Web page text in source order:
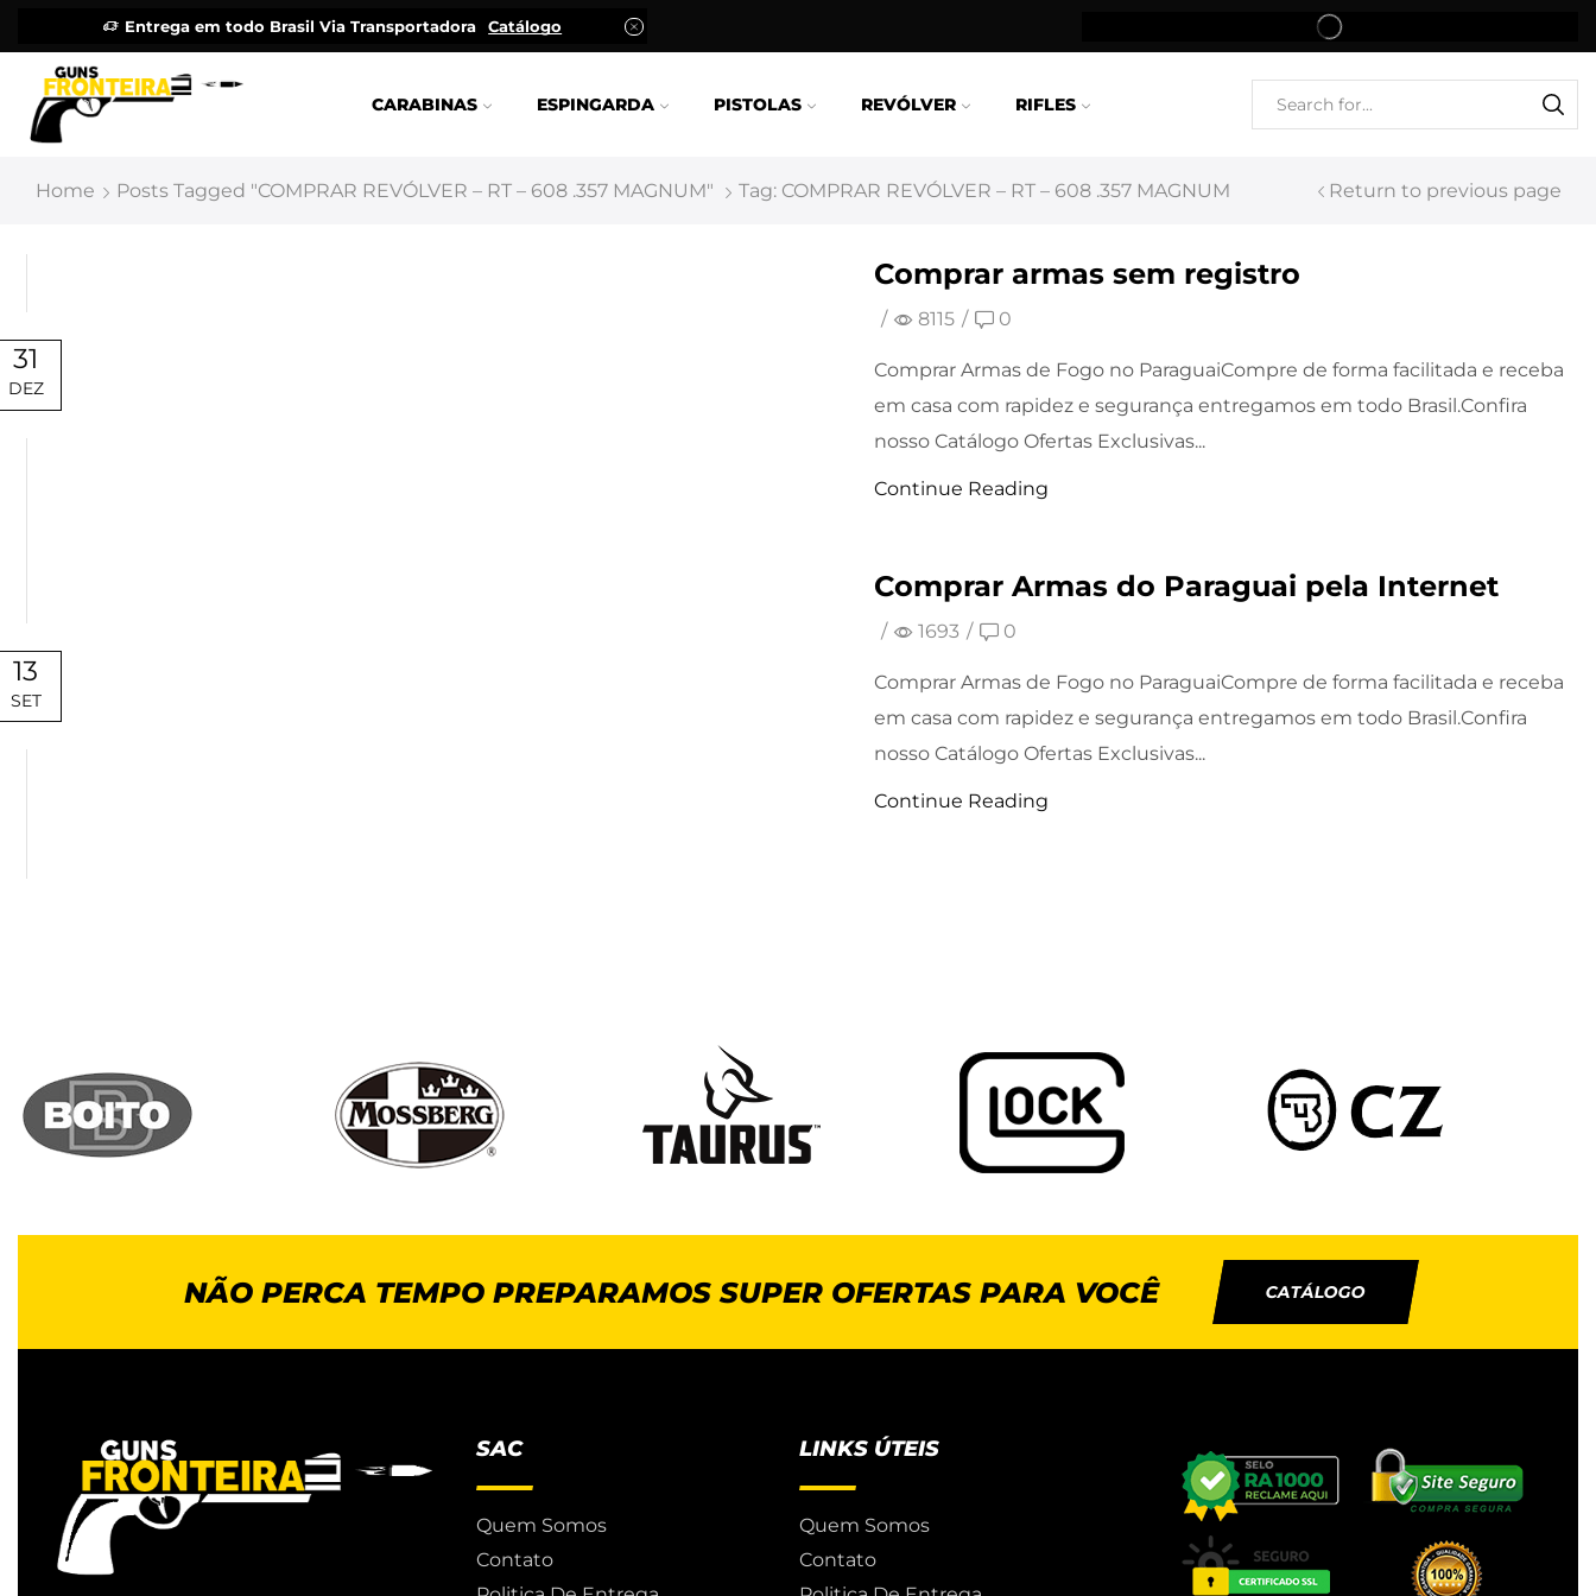
Entrega em todo Brasil Via Transportadora Catálogo
CARABINAS ESPINGARDA PISTOLAS REVÓLVER RIFLES
Return to previous page
Home Posts Tagged "COMPRAR REVÓLVER – RT – 608 .357 MAGNUM" Tag: COMPRAR REVÓLVER – RT – 608 .357 MAGNUM
Comprar armas sem registro
/ 8115 / 0
Comprar Armas de Fogo no ParaguaiCompre de forma facilitada e receba
em casa com rapidez e segurança entregamos em todo Brasil.Confira
nosso Catálogo Ofertas Exclusivas...
Continue Reading
31
DEZ
Comprar Armas do Paraguai pela Internet
/ 1693 / 0
Comprar Armas de Fogo no ParaguaiCompre de forma facilitada e receba
em casa com rapidez e segurança entregamos em todo Brasil.Confira
nosso Catálogo Ofertas Exclusivas...
Continue Reading
13
SET
NÃO PERCA TEMPO PREPARAMOS SUPER OFERTAS PARA VOCÊ CATÁLOGO
SAC
Quem Somos
Contato
LINKS ÚTEIS
Quem Somos
Contato